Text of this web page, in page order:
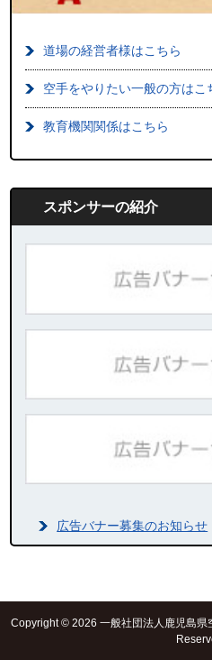
道場の経営者様はこちら
空手をやりたい一般の方はこ
教育機関関係はこちら
スポンサーの紹介
広告バナー募集のお知らせ
Copyright © 2026 一般社団法人鹿児島県